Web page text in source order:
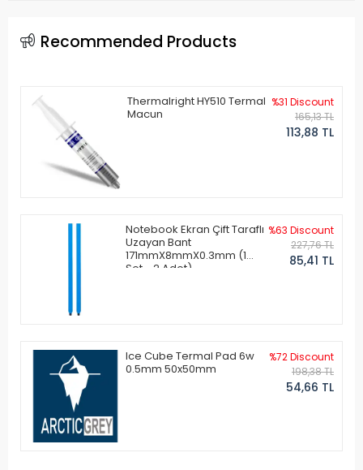
Recommended Products
Thermalright HY510 Termal
Macun
%31 Discount
165,13 TL
113,88 TL
Notebook Ekran Çift Taraflı
Uzayan Bant
171mmX8mmX0.3mm (1
Set - 2 Adet)
%63 Discount
227,76 TL
85,41 TL
Ice Cube Termal Pad 6w
0.5mm 50x50mm
%72 Discount
198,38 TL
54,66 TL